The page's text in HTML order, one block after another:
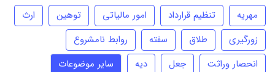
مهریه تنظیم قرارداد امور مالیاتی توهین
ارث
زورگیری
طلاق سفته
روابط نامشروع
انحصار وراثت
جعل دیه سایر موضوعات